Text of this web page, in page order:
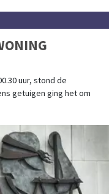
uur, stond de
getuigen ging het om